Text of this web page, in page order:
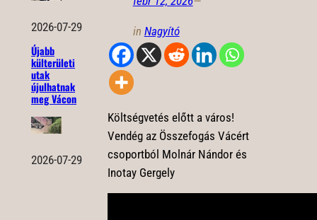
2026-07-29
Újabb
külterületi
utak
újulhatnak
meg Vácon
2026-07-29
in Nagyító
Költségvetés előtt a város!
Vendég az Összefogás Vácért
csoportból Molnár Nándor és
Inotay Gergely